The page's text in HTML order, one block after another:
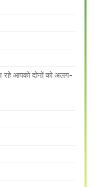
रहे आपको दोनों को अलग-